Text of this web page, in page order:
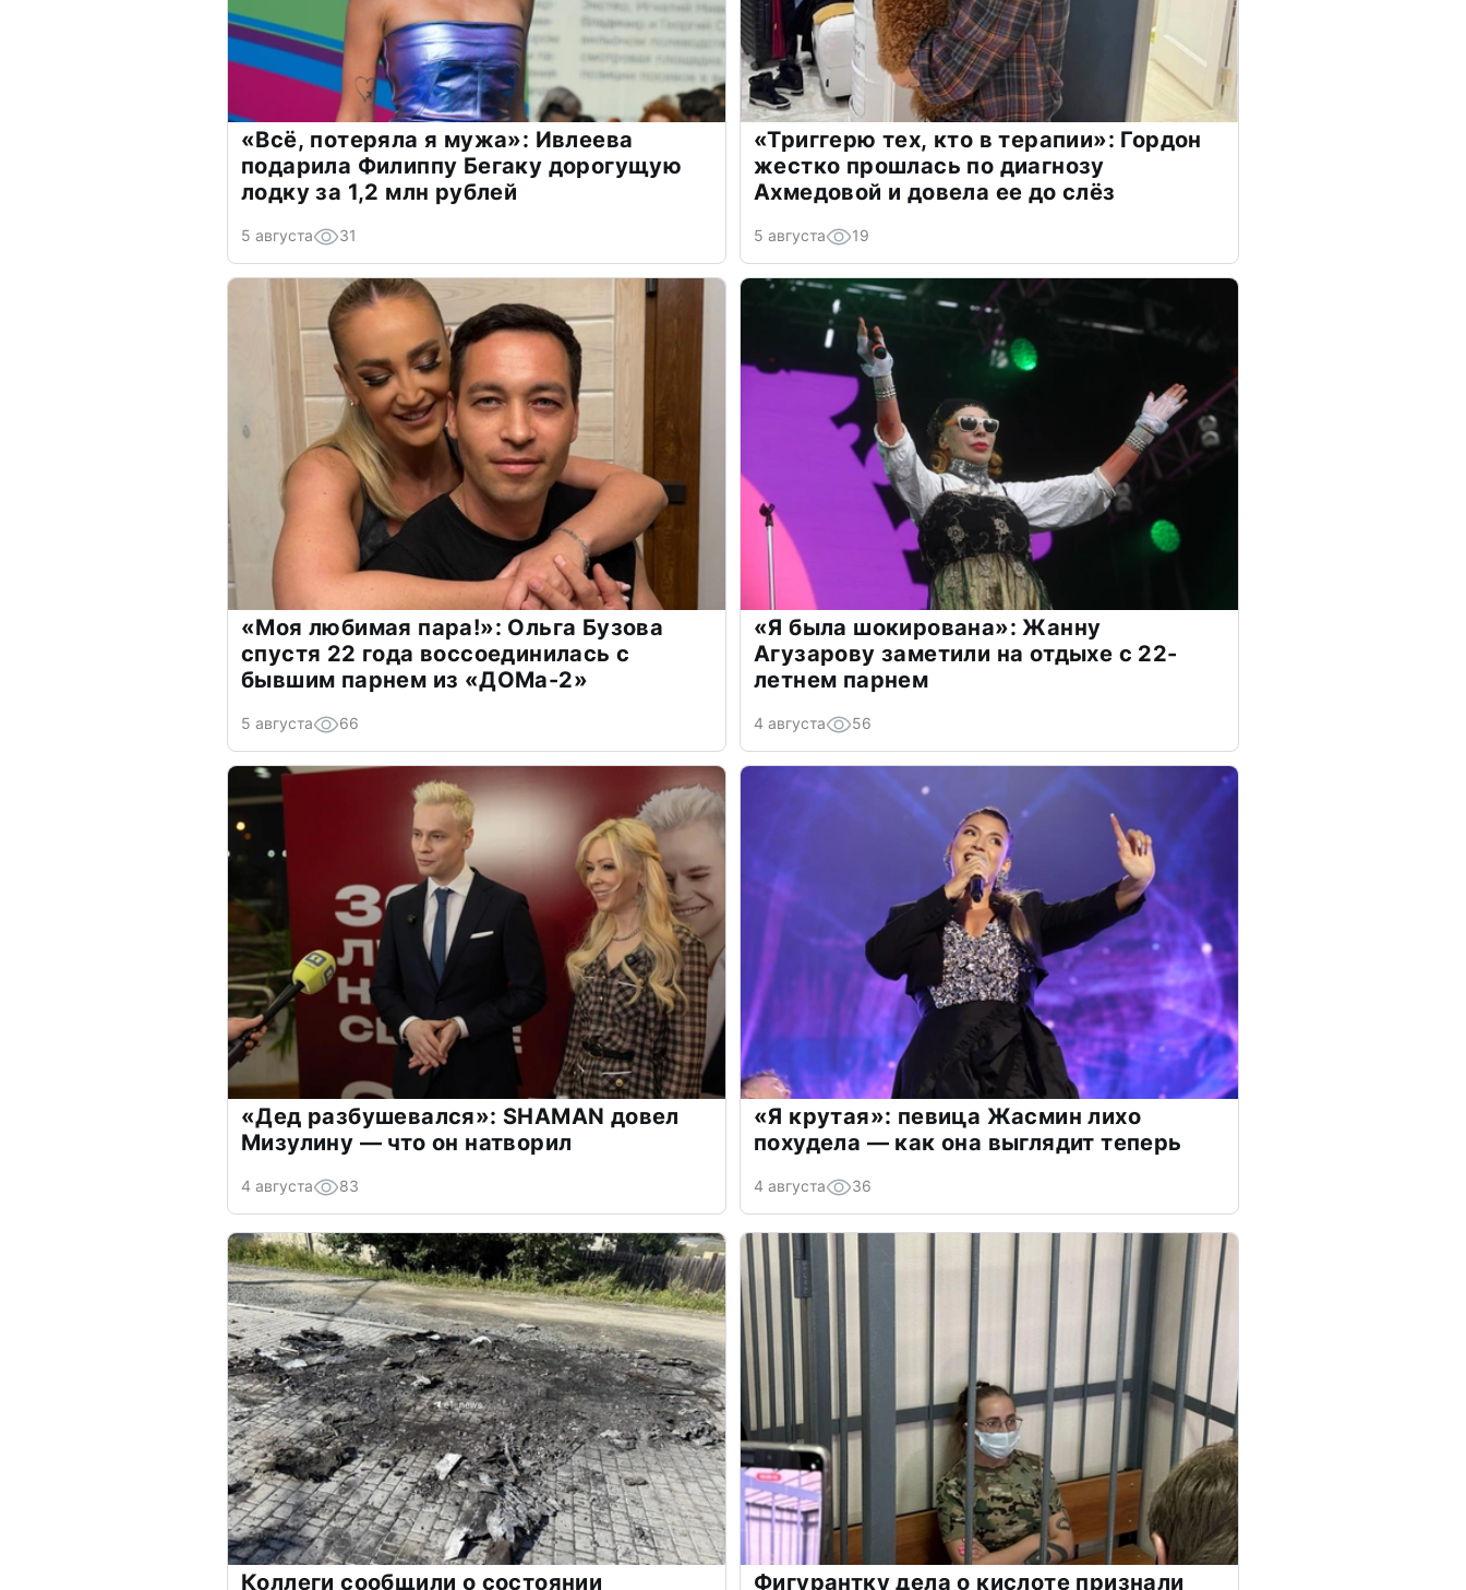
«Всё, потеряла я мужа»: Ивлеева
подарила Филиппу Бегаку дорогущую
лодку за 1,2 млн рублей
5 августа 31
«Триггерю тех, кто в терапии»: Гордон
жестко прошлась по диагнозу
Ахмедовой и довела ее до слёз
5 августа 19
«Моя любимая пара!»: Ольга Бузова
спустя 22 года воссоединилась с
бывшим парнем из «ДОМа-2»
5 августа 66
«Я была шокирована»: Жанну
Агузарову заметили на отдыхе с 22-
летнем парнем
4 августа 56
«Дед разбушевался»: SHAMAN довел
Мизулину — что он натворил
4 августа 83
«Я крутая»: певица Жасмин лихо
похудела — как она выглядит теперь
4 августа 36
Коллеги сообщили о состоянии Фигурантку дела о кислоте признали